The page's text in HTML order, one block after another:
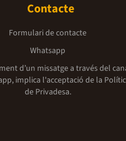
Contacte
Formulari de contacte
Whatsapp
d’un missatge a través del
implica l'acceptació de la
de Privadesa.